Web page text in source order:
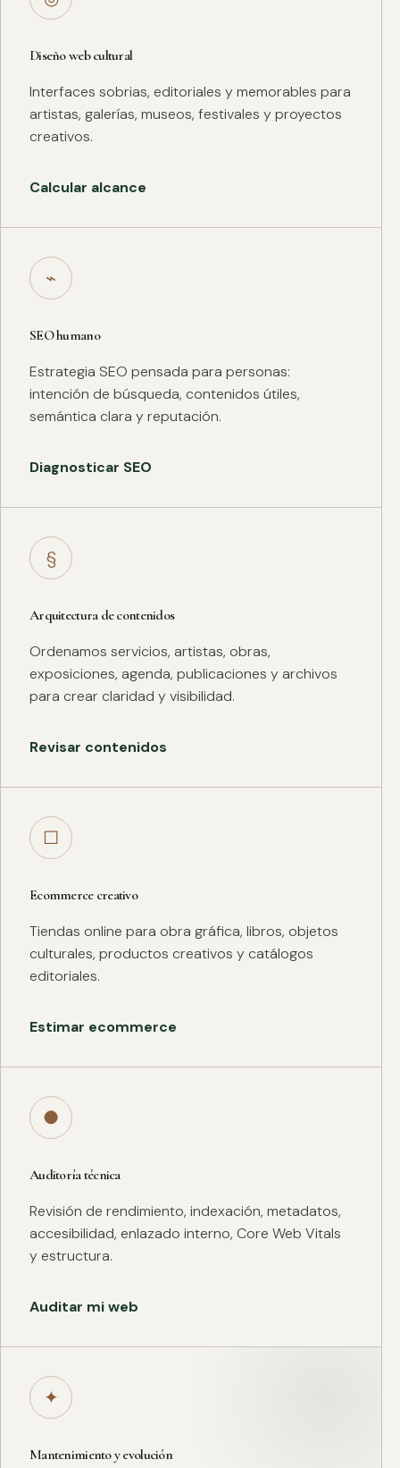
Diseño web cultural
Interfaces sobrias, editoriales y memorables para
artistas, galerías, museos, festivales y proyectos
creativos.
Calcular alcance
⌁
SEO humano
Estrategia SEO pensada para personas:
intención de búsqueda, contenidos útiles,
semántica clara y reputación.
Diagnosticar SEO
§
Arquitectura de contenidos
Ordenamos servicios, artistas, obras,
exposiciones, agenda, publicaciones y archivos
para crear claridad y visibilidad.
Revisar contenidos
□
Ecommerce creativo
Tiendas online para obra gráfica, libros, objetos
culturales, productos creativos y catálogos
editoriales.
Estimar ecommerce
●
Auditoría técnica
Revisión de rendimiento, indexación, metadatos,
accesibilidad, enlazado interno, Core Web Vitals
y estructura.
Auditar mi web
✦
Mantenimiento y evolución